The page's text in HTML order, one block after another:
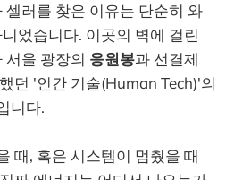
셀러를 찾은 이유는 단순히 와
었습니다. 이곳의 벽에 걸린
서울 광장의 응원봉과 선결제
던 '인간 기술(Human Tech)'의
니다.
때, 혹은 시스템이 멈췄을 때